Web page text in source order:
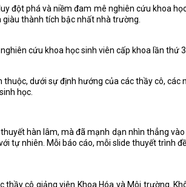
đột phá và niềm đam mê nghiên cứu khoa
thành tích bậc nhất nhà trường.
cứu khoa học sinh viên cấp khoa lần thứ
dưới sự định hướng của các thầy cô, các
học.
hàn lâm, mà đã mạnh dạn nhìn thẳng
tự nhiên. Mỗi báo cáo, mỗi slide thuyết trình
cô giảng viên Khoa Hóa và Môi trường.